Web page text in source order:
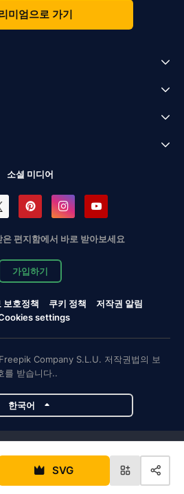
SVG
미엄으로 가기
소셜 미디어
편지함에서 바로 받아보세요
가입하기
보호정책 쿠키 정책
저작권 알림
settings
Company S.L.U. 저작권법의 보
를 받습니다..
한국어